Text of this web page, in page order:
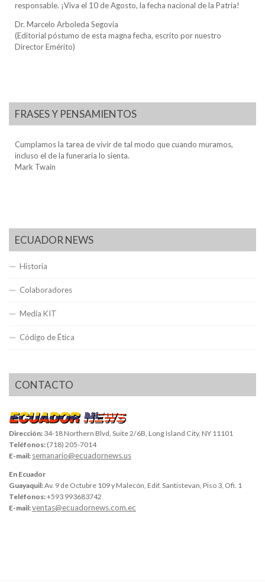
responsable. ¡Viva el 10 de Agosto, la fecha nacional de la Patria!
Dr. Marcelo Arboleda Segovia
(Editorial póstumo de esta magna fecha, escrito por nuestro
Director Emérito)
FRASES Y PENSAMIENTOS
Cumplamos la tarea de vivir de tal modo que cuando muramos,
incluso el de la funeraria lo sienta.
Mark Twain
ECUADOR NEWS
Historia
Colaboradores
Media KIT
Código de Ética
CONTACTO
Dirección: 34-18 Northern Blvd, Suite 2/6B, Long Island City, NY 11101
Teléfonos: (718) 205-7014
E-mail: semanario@ecuadornews.us
En Ecuador
Guayaquil:Av. 9 de Octubre 109 y Malecón, Edif. Santistevan, Piso 3, Ofi. 1
Teléfonos:+593 993683742
E-mail:ventas@ecuadornews.com.ec